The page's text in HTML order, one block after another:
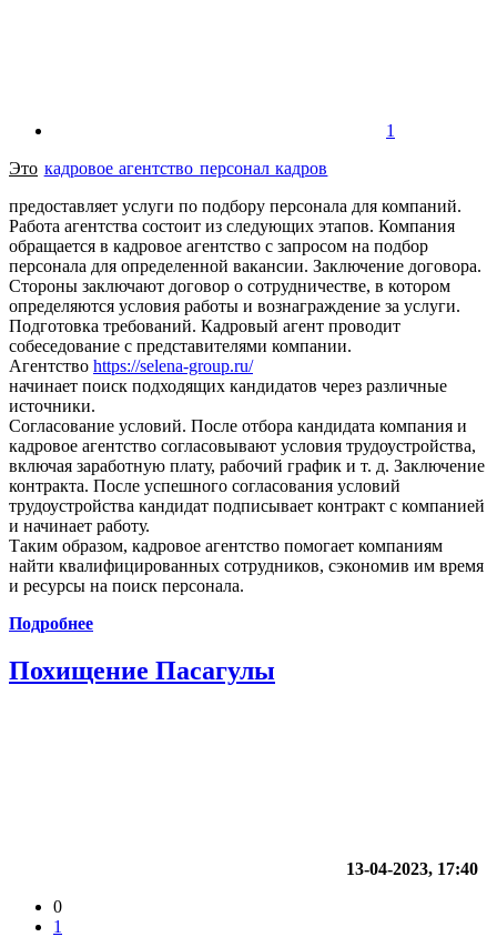
1
Это кадровое агентство персонал кадров
предоставляет услуги по подбору персонала для компаний.
Работа агентства состоит из следующих этапов. Компания
обращается в кадровое агентство с запросом на подбор
персонала для определенной вакансии. Заключение договора.
Стороны заключают договор о сотрудничестве, в котором
определяются условия работы и вознаграждение за услуги.
Подготовка требований. Кадровый агент проводит
собеседование с представителями компании.
Агентство https://selena-group.ru/
начинает поиск подходящих кандидатов через различные
источники.
Согласование условий. После отбора кандидата компания и
кадровое агентство согласовывают условия трудоустройства,
включая заработную плату, рабочий график и т. д. Заключение
контракта. После успешного согласования условий
трудоустройства кандидат подписывает контракт с компанией
и начинает работу.
Таким образом, кадровое агентство помогает компаниям
найти квалифицированных сотрудников, сэкономив им время
и ресурсы на поиск персонала.
Подробнее
Похищение Пасагулы
13-04-2023, 17:40
0
1